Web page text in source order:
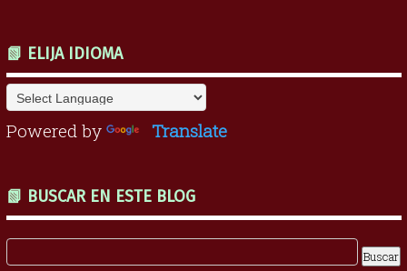
📗 ELIJA IDIOMA
Powered by Translate
📗 BUSCAR EN ESTE BLOG